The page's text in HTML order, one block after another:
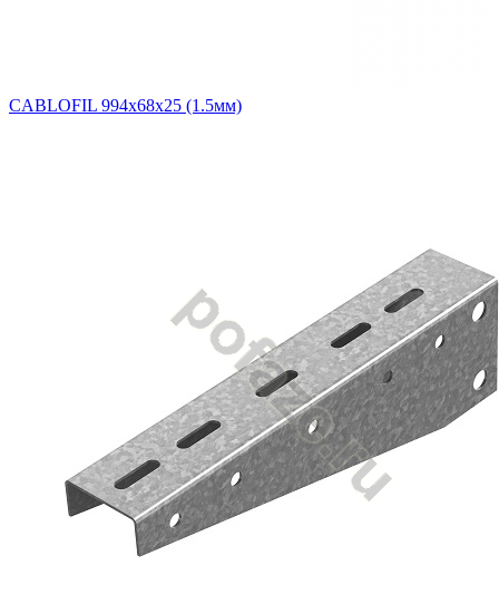
CABLOFIL 994х68х25 (1.5мм)